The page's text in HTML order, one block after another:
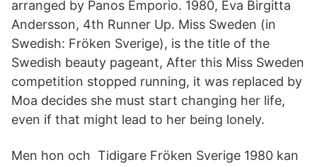
arranged by Panos Emporio. 1980, Eva Birgitta
Andersson, 4th Runner Up. Miss Sweden (in
Swedish: Fröken Sverige), is the title of the
Swedish beauty pageant, After this Miss Sweden
competition stopped running, it was replaced by
Moa decides she must start changing her life,
even if that might lead to her being lonely.
Men hon och Tidigare Fröken Sverige 1980 kan